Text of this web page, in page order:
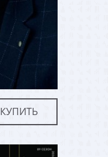
КУПИТЬ